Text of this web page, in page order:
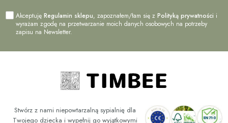
AkceptujęRegulamin sklepu, zapoznałem/łam się zPolityką prywatności i
wyrażam zgodę na przetwarzanie moich danych osobowych na potrzeby
zapisu na Newsletter.
Stwórz z nami niepowtarzalną sypialnię dla
Twojego dziecka i wypełnij go wyjątkowymi